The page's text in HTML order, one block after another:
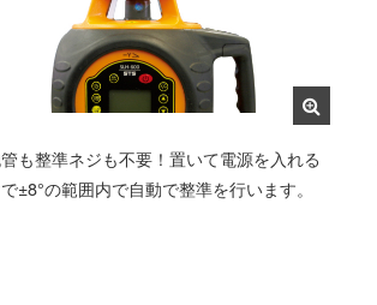
も整準ネジも不要！置いて電源を入れる
±8°の範囲内で自動で整準を行います。